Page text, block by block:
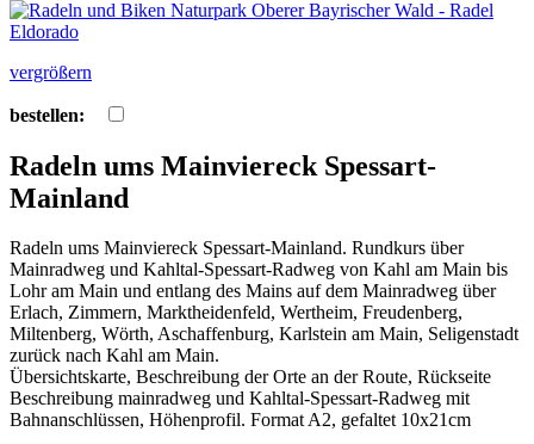
vergrößern
bestellen:
Radeln ums Mainviereck Spessart-
Mainland
Radeln ums Mainviereck Spessart-Mainland. Rundkurs über
Mainradweg und Kahltal-Spessart-Radweg von Kahl am Main bis
Lohr am Main und entlang des Mains auf dem Mainradweg über
Erlach, Zimmern, Marktheidenfeld, Wertheim, Freudenberg,
Miltenberg, Wörth, Aschaffenburg, Karlstein am Main, Seligenstadt
zurück nach Kahl am Main.
Übersichtskarte, Beschreibung der Orte an der Route, Rückseite
Beschreibung mainradweg und Kahltal-Spessart-Radweg mit
Bahnanschlüssen, Höhenprofil. Format A2, gefaltet 10x21cm